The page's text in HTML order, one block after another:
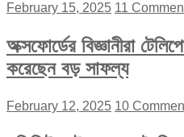
February 15, 2025 11
অক্সফোর্ডের বিজ্ঞানীরা
করেছেন বড় সাফল্য
February 12, 2025 10